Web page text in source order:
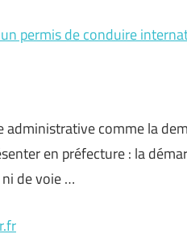
permis de conduire
administrative comme la
en préfecture : la
ni de voie …